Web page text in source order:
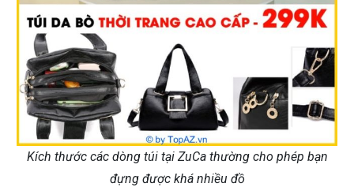
Kích thước các dòng túi tại ZuCa thường cho phép bạn
đựng được khá nhiều đồ